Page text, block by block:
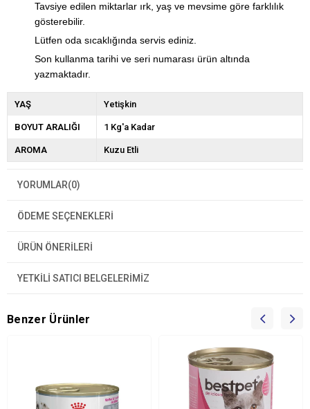
Tavsiye edilen miktarlar ırk, yaş ve mevsime göre farklılık
gösterebilir.
Lütfen oda sıcaklığında servis ediniz.
Son kullanma tarihi ve seri numarası ürün altında
yazmaktadır.
YAŞ Yetişkin
BOYUT ARALIĞI 1 Kg'a Kadar
AROMA Kuzu Etli
YORUMLAR(0)
ÖDEME SEÇENEKLERI
ÜRÜN ÖNERILERI
YETKİLİ SATICI BELGELERİMİZ
Benzer Ürünler